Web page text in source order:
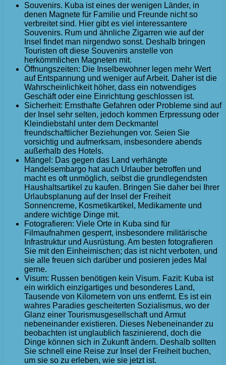
Souvenirs. Kuba ist eines der wenigen Länder, in
denen Magnete für Familie und Freunde nicht so
verbreitet sind. Hier gibt es viel interessantere
Souvenirs. Rum und ähnliche Zigarren wie auf der
Insel findet man nirgendwo sonst. Deshalb bringen
Touristen oft diese Souvenirs anstelle von
herkömmlichen Magneten mit.
Öffnungszeiten: Die Inselbewohner legen mehr Wert
auf Entspannung und weniger auf Arbeit. Daher ist die
Wahrscheinlichkeit höher, dass ein notwendiges
Geschäft oder eine Einrichtung geschlossen ist.
Sicherheit: Ernsthafte Gefahren oder Probleme sind auf
der Insel sehr selten, jedoch kommen Erpressung oder
Kleindiebstahl unter dem Deckmantel
freundschaftlicher Beziehungen vor. Seien Sie
vorsichtig und aufmerksam, insbesondere abends
außerhalb des Hotels.
Mängel: Das gegen das Land verhängte
Handelsembargo hat auch Urlauber betroffen und
macht es oft unmöglich, selbst die grundlegendsten
Haushaltsartikel zu kaufen. Bringen Sie daher bei Ihrer
Urlaubsplanung auf der Insel der Freiheit
Sonnencreme, Kosmetikartikel, Medikamente und
andere wichtige Dinge mit.
Fotografieren: Viele Orte in Kuba sind für
Filmaufnahmen gesperrt, insbesondere militärische
Infrastruktur und Ausrüstung. Am besten fotografieren
Sie mit den Einheimischen; das ist nicht verboten, und
sie alle freuen sich darüber und posieren jedes Mal
gerne.
Visum: Russen benötigen kein Visum. Fazit: Kuba ist
ein wirklich einzigartiges und besonderes Land,
Tausende von Kilometern von uns entfernt. Es ist ein
wahres Paradies gescheiterten Sozialismus, wo der
Glanz einer Tourismusgesellschaft und Armut
nebeneinander existieren. Dieses Nebeneinander zu
beobachten ist unglaublich faszinierend, doch die
Dinge können sich in Zukunft ändern. Deshalb sollten
Sie schnell eine Reise zur Insel der Freiheit buchen,
um sie so zu erleben, wie sie jetzt ist.